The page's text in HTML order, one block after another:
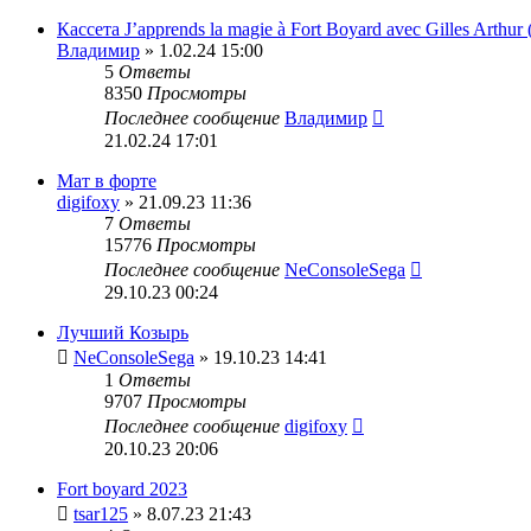
Кассета J’apprends la magie à Fort Boyard avec Gilles Arthur
Владимир » 1.02.24 15:00
5 Ответы
8350 Просмотры
Последнее сообщение Владимир
21.02.24 17:01
Мат в форте
digifoxy » 21.09.23 11:36
7 Ответы
15776 Просмотры
Последнее сообщение NeConsoleSega
29.10.23 00:24
Лучший Козырь
NeConsoleSega » 19.10.23 14:41
1 Ответы
9707 Просмотры
Последнее сообщение digifoxy
20.10.23 20:06
Fort boyard 2023
tsar125 » 8.07.23 21:43